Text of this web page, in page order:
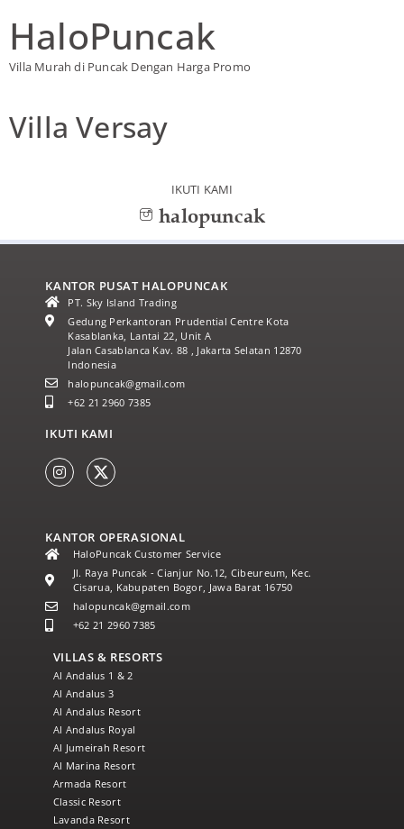
HaloPuncak
Villa Murah di Puncak Dengan Harga Promo
Villa Versay
IKUTI KAMI
halopuncak
KANTOR PUSAT HALOPUNCAK
PT. Sky Island Trading
Gedung Perkantoran Prudential Centre Kota
Kasablanka, Lantai 22, Unit A
Jalan Casablanca Kav. 88 , Jakarta Selatan 12870
Indonesia
halopuncak@gmail.com
+62 21 2960 7385
IKUTI KAMI
KANTOR OPERASIONAL
HaloPuncak Customer Service
Jl. Raya Puncak - Cianjur No.12, Cibeureum, Kec.
Cisarua, Kabupaten Bogor, Jawa Barat 16750
halopuncak@gmail.com
+62 21 2960 7385
VILLAS & RESORTS
Al Andalus 1 & 2
Al Andalus 3
Al Andalus Resort
Al Andalus Royal
Al Jumeirah Resort
Al Marina Resort
Armada Resort
Classic Resort
Lavanda Resort